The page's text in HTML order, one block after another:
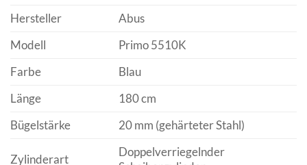
Hersteller
Abus
Modell
Primo 5510K
Farbe
Blau
Länge
180 cm
Bügelstärke
20 mm (gehärteter Stahl)
Zylinderart
Doppelverriegelnder